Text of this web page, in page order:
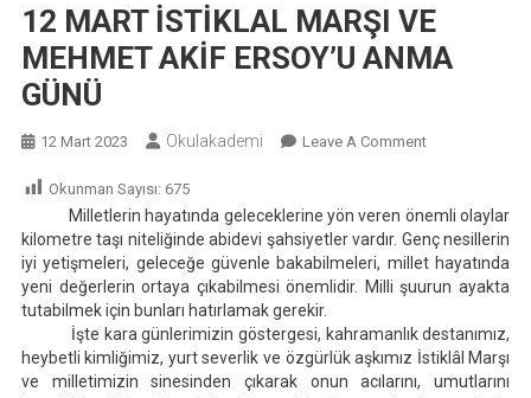
12 MART İSTİKLAL MARŞI VE
MEHMET AKİF ERSOY’U ANMA
GÜNÜ
12 Mart 2023 Okulakademi Leave A CommentOn
İSTİKLAL
MARŞI
AKİF
ERSOY’U
ANMA
Okunman Sayısı: 675
Milletlerin hayatında geleceklerine yön veren önemli olaylar
kilometre taşı niteliğinde abidevi şahsiyetler vardır. Genç nesillerin
iyi yetişmeleri, geleceğe güvenle bakabilmeleri, millet hayatında
yeni değerlerin ortaya çıkabilmesi önemlidir. Milli şuurun ayakta
tutabilmek için bunları hatırlamak gerekir.
İşte kara günlerimizin göstergesi, kahramanlık destanımız,
heybetli kimliğimiz, yurt severlik ve özgürlük aşkımız İstiklâl Marşı
ve milletimizin sinesinden çıkarak onun acılarını, umutlarını